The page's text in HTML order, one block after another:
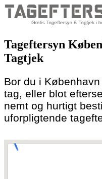
to
content
Tageftersyn
Tagtjek
Bor du i
tag, eller blot
nemt og hurtigt
uforpligtende